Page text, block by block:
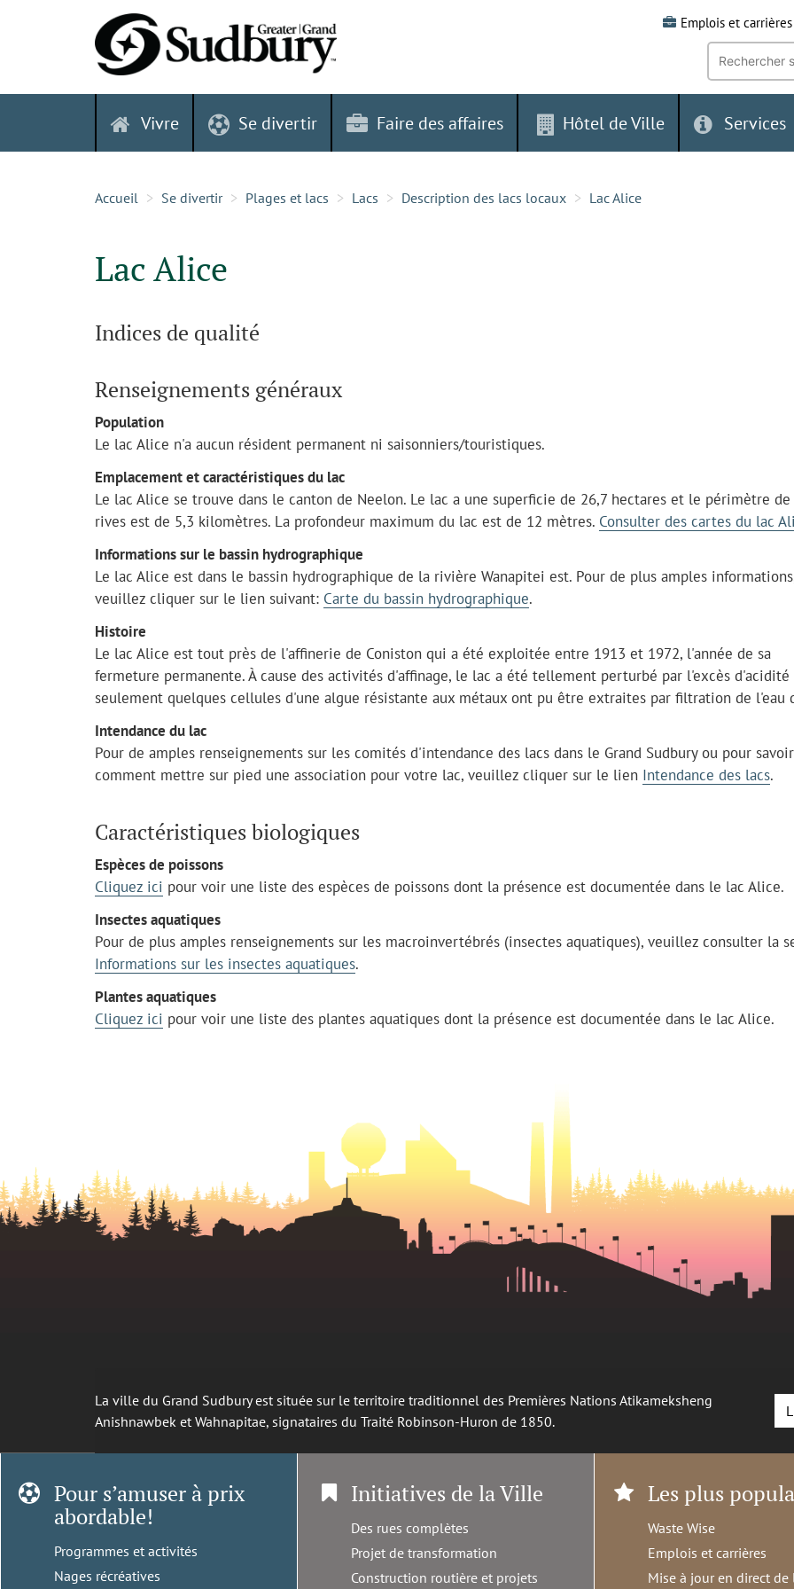
Emplois et carrières
Recherche
mot-
clé:
Vivre Se divertir Faire des affaires Hôtel de Ville Services
Accueil Se divertir Plages et lacs Lacs Description des lacs locaux Lac Alice
Lac Alice
Indices de qualité
Renseignements généraux
Population
Le lac Alice n'a aucun résident permanent ni saisonniers/touristiques.
Emplacement et caractéristiques du lac
Le lac Alice se trouve dans le canton de Neelon. Le lac a une superficie de 26,7 hectares et le périmètre de
rives est de 5,3 kilomètres. La profondeur maximum du lac est de 12 mètres. Consulter des cartes du lac
Informations sur le bassin hydrographique
Le lac Alice est dans le bassin hydrographique de la rivière Wanapitei est. Pour de plus amples
veuillez cliquer sur le lien suivant: Carte du bassin hydrographique.
Histoire
Le lac Alice est tout près de l'affinerie de Coniston qui a été exploitée entre 1913 et 1972, l'année de sa
fermeture permanente. À cause des activités d'affinage, le lac a été tellement perturbé par l'excès d'acidité
seulement quelques cellules d'une algue résistante aux métaux ont pu être extraites par filtration de l'eau
Intendance du lac
Pour de amples renseignements sur les comités d'intendance des lacs dans le Grand Sudbury ou pour savoir
comment mettre sur pied une association pour votre lac, veuillez cliquer sur le lien Intendance des lacs.
Caractéristiques biologiques
Espèces de poissons
Cliquez ici pour voir une liste des espèces de poissons dont la présence est documentée dans le lac Alice.
Insectes aquatiques
Pour de plus amples renseignements sur les macroinvertébrés (insectes aquatiques), veuillez consulter la
Informations sur les insectes aquatiques.
Plantes aquatiques
Cliquez ici pour voir une liste des plantes aquatiques dont la présence est documentée dans le lac Alice.
La ville du Grand Sudbury est située sur le territoire traditionnel des Premières Nations Atikameksheng
Anishnawbek et Wahnapitae, signataires du Traité Robinson-Huron de 1850.
Pour s’amuser à prix
abordable!
Programmes et activités
Nages récréatives
Initiatives de la Ville
Des rues complètes
Projet de transformation
Construction routière et projets
Les plus
Waste Wise
Emplois et carrières
Mise à jour en direct de